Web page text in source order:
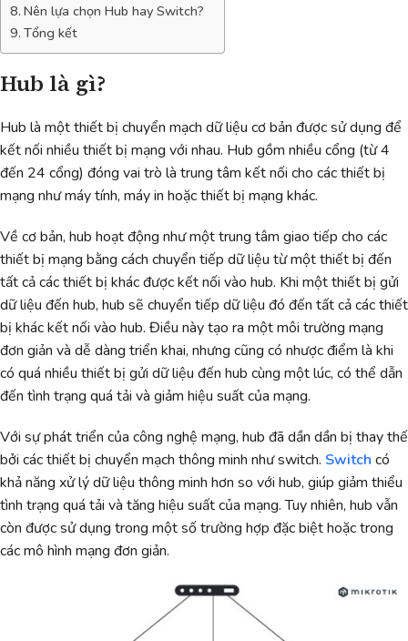
Nên lựa chọn Hub hay Switch?
Tổng kết
Hub là gì?
Hub là một thiết bị chuyển mạch dữ liệu cơ bản được sử dụng để
kết nối nhiều thiết bị mạng với nhau. Hub gồm nhiều cổng (từ 4
đến 24 cổng) đóng vai trò là trung tâm kết nối cho các thiết bị
mạng như máy tính, máy in hoặc thiết bị mạng khác.
Về cơ bản, hub hoạt động như một trung tâm giao tiếp cho các
thiết bị mạng bằng cách chuyển tiếp dữ liệu từ một thiết bị đến
tất cả các thiết bị khác được kết nối vào hub. Khi một thiết bị gửi
dữ liệu đến hub, hub sẽ chuyển tiếp dữ liệu đó đến tất cả các thiết
bị khác kết nối vào hub. Điều này tạo ra một môi trường mạng
đơn giản và dễ dàng triển khai, nhưng cũng có nhược điểm là khi
có quá nhiều thiết bị gửi dữ liệu đến hub cùng một lúc, có thể dẫn
đến tình trạng quá tải và giảm hiệu suất của mạng.
Với sự phát triển của công nghệ mạng, hub đã dần dần bị thay thế
bởi các thiết bị chuyển mạch thông minh như switch. Switch có
khả năng xử lý dữ liệu thông minh hơn so với hub, giúp giảm thiểu
tình trạng quá tải và tăng hiệu suất của mạng. Tuy nhiên, hub vẫn
còn được sử dụng trong một số trường hợp đặc biệt hoặc trong
các mô hình mạng đơn giản.